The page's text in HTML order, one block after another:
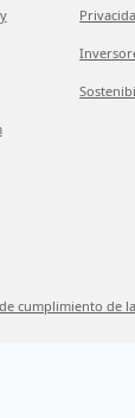
cumplimiento de